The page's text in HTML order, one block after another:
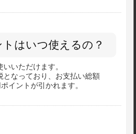
トはいつ使えるの？
いただけます。
となっており、お支払い総額
イントが引かれます。